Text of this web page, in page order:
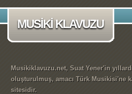
MUSİKİ KLAVUZU
Musikiklavuzu.net, Suat Yener'in
oluşturulmuş, amacı Türk Musikisi'ne
sitesidir.